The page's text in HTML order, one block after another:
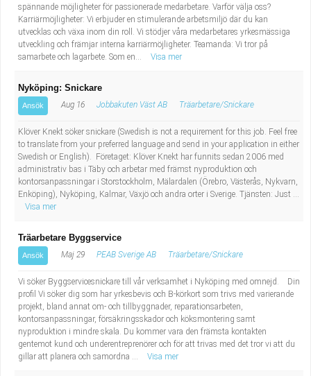
spännande möjligheter för passionerade medarbetare. Varför välja oss?
Karriärmöjligheter: Vi erbjuder en stimulerande arbetsmiljö där du kan
utvecklas och växa inom din roll. Vi stödjer våra medarbetares yrkesmässiga
utveckling och främjar interna karriärmöjligheter. Teamanda: Vi tror på
samarbete och lagarbete. Som en...
Visa mer
Nyköping: Snickare
Ansök Aug 16 Jobbakuten Väst AB Träarbetare/Snickare
Klöver Knekt söker snickare (Swedish is not a requirement for this job. Feel free
to translate from your preferred language and send in your application in either
Swedish or English). Företaget: Klöver Knekt har funnits sedan 2006 med
administrativ bas i Täby och arbetar med främst nyproduktion och
kontorsanpassningar i Storstockholm, Mälardalen (Örebro, Västerås, Nykvarn,
Enköping), Nyköping, Kalmar, Växjö och andra orter i Sverige. Tjänsten: Just ...
Visa mer
Träarbetare Byggservice
Ansök Maj 29 PEAB Sverige AB Träarbetare/Snickare
Vi söker Byggservicesnickare till vår verksamhet i Nyköping med omnejd. Din
profil Vi söker dig som har yrkesbevis och B-körkort som trivs med varierande
projekt, bland annat om- och tillbyggnader, reparationsarbeten,
kontorsanpassningar, försäkringsskador och köksmontering samt
nyproduktion i mindre skala. Du kommer vara den främsta kontakten
gentemot kund och underentreprenörer och för att trivas med det tror vi att du
gillar att planera och samordna ...
Visa mer